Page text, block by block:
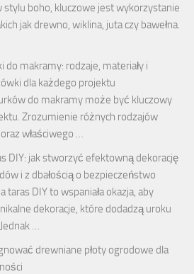
boho, kluczowe jest wykorzystanie
jak drewno, wiklina, juta czy bawełna.
do makramy: rodzaje, materiały i
dla każdego projektu
do makramy może być kluczowy
Zrozumienie różnych rodzajów
właściwego …
DIY: jak stworzyć efektowną dekorację
i z dbałością o bezpieczeństwo
DIY to wspaniała okazja, aby
dekoracje, które dodadzą uroku
…
drewniane płoty ogrodowe dla